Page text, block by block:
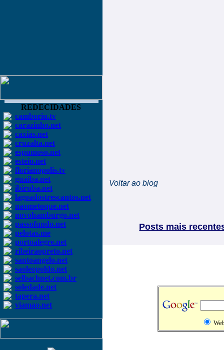
REDECIDADES
camboriu.tv
carazinho.net
caxias.net
cruzalta.net
espumoso.net
esteio.net
florianopolis.tv
guaiba.net
ibiruba.net
lagoadostrescantos.net
naometoque.net
novohamburgo.net
passofundo.net
pelotas.me
portoalegre.net
ribeiraopreto.net
santoangelo.net
saoleopoldo.net
selbachnet.com.br
soledade.net
tapera.net
viamao.net
Voltar ao blog
Posts mais